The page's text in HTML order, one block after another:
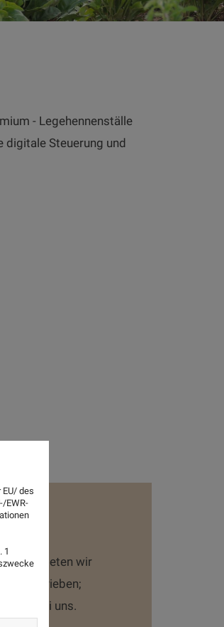
- Legehennenställe
digitale Steuerung und
bieten wir
Tier bei uns.
des
EWR-
1